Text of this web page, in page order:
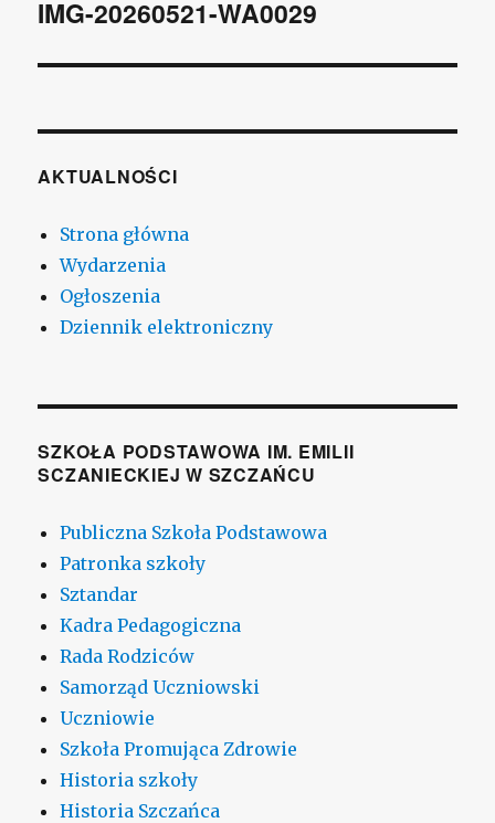
IMG-20260521-WA0029
AKTUALNOŚCI
Strona główna
Wydarzenia
Ogłoszenia
Dziennik elektroniczny
SZKOŁA PODSTAWOWA IM. EMILII
SCZANIECKIEJ W SZCZAŃCU
Publiczna Szkoła Podstawowa
Patronka szkoły
Sztandar
Kadra Pedagogiczna
Rada Rodziców
Samorząd Uczniowski
Uczniowie
Szkoła Promująca Zdrowie
Historia szkoły
Historia Szczańca